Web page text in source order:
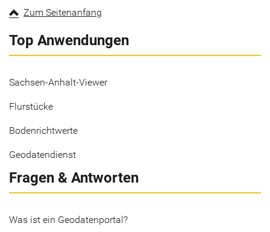
Zum Seitenanfang
Top Anwendungen
Sachsen-Anhalt-Viewer
Flurstücke
Bodenrichtwerte
Geodatendienst
Fragen & Antworten
Was ist ein Geodatenportal?